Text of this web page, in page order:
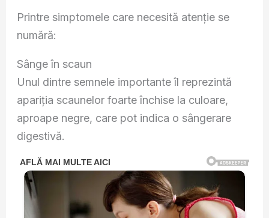
Printre simptomele care necesită atenție se
numără:
Sânge în scaun
Unul dintre semnele importante îl reprezintă
apariția scaunelor foarte închise la culoare,
aproape negre, care pot indica o sângerare
digestivă.